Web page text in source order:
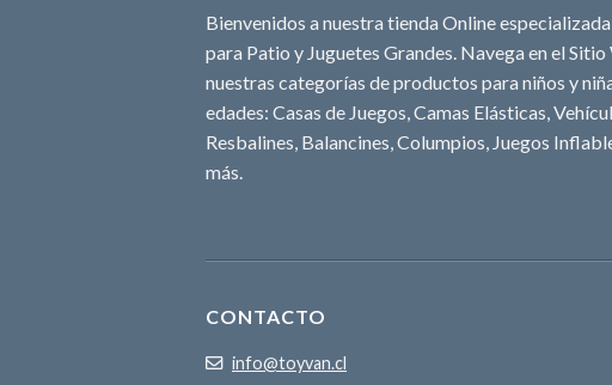
Bienvenidos a nuestra tienda Online
para Patio y Juguetes Grandes. Navega en el
nuestras categorías de productos para niños y
edades: Casas de Juegos, Camas Elásticas,
Resbalines, Balancines, Columpios, Juegos
más.
CONTACTO
info@toyvan.cl